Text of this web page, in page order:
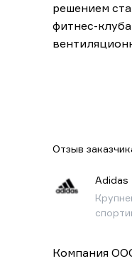
решением
фитнес-
Отзыв
Компания
Adidas